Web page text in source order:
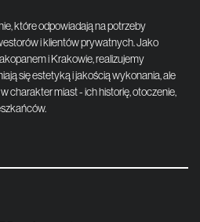
które odpowiadają na potrzeby
i klientów prywatnych. Jako
i Krakowie, realizujemy
się estetyką i jakością wykonania, ale
charakter miast - ich historię, otoczenie,